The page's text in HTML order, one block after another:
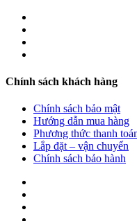
Chính sách khách hàng
Chính sách bảo mật
Hướng dẫn mua hàng
Phương thức thanh
Lắp đặt – vận chuyển
Chính sách bảo hành